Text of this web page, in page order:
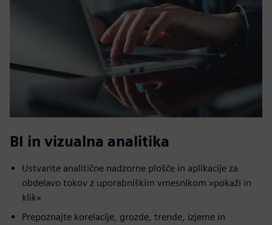
BI in vizualna analitika
Ustvarite analitične nadzorne plošče in aplikacije za
obdelavo tokov z uporabniškim vmesnikom »pokaži in
klik«
Prepoznajte korelacije, grozde, trende, izjeme in